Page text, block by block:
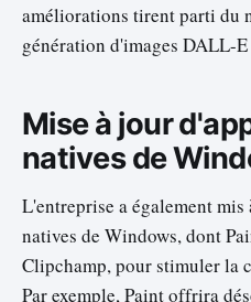
améliorations tirent parti du
génération d'images DALL-
Mise à jour
natives de
L'entreprise a également
natives de Windows, dont
Clipchamp, pour stimuler la
Par exemple, Paint offrira